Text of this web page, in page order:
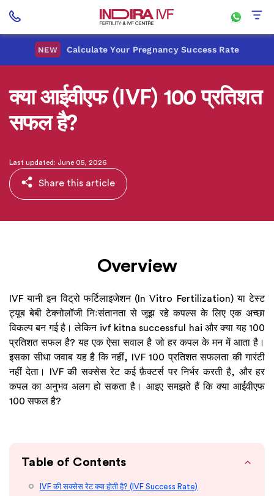
NEW Calculate Your Pregnancy Success Rate
क्या आईवीएफ (IVF) 100 प्रतिशत
सफल है?
Last updated: June 05, 2026
Share this article
Overview
IVF यानी इन विट्रो फर्टिलाइजेशन (In Vitro Fertilization) या टेस्ट
ट्यूब बेबी टेक्नोलॉजी निःसंतानता से जूझ रहे कपल्स के लिए एक अच्छा
विकल्प बन गई है। लेकिन ivf kitna successful hai और क्या यह 100
प्रतिशत सफल है? यह एक ऐसा सवाल है जो हर कपल के मन में आता है।
इसका सीधा जवाब यह है कि नहीं, IVF 100 प्रतिशत सफलता की गारंटी
नहीं देता। IVF की सक्सेस रेट कई फ़ैक्टर्स पर निर्भर करती है, और हर
कपल का अनुभव अलग हो सकता है। आइए समझते हैं कि क्या आईवीएफ
100 सफल है?
Table of Contents
IVF की सक्सेस रेट क्या होती है? (IVF Success Rate)